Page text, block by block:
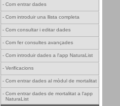
- Com entrar dades
- Com introduir una llista completa
- Com consultar i editar dades
- Com fer consultes avançades
- Com introduir dades a l'app NaturaList
- Verificacions
- Com entrar dades al mòdul de mortalitat
- Com entrar dades de mortalitat a l'app
NaturaList